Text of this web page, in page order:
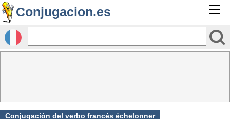
Conjugacion.es
Conjugación del verbo francés échelonner